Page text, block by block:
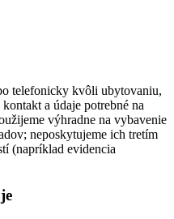
telefonicky kvôli ubytovaniu,
a údaje potrebné na
výhradne na vybavenie
neposkytujeme ich tretím
(napríklad evidencia